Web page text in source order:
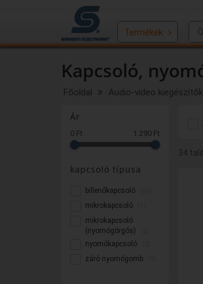
Termékek
Kapcsoló,
Főoldal Audio-video kiegészítők
Ár
0 Ft 1 290 Ft
kapcsoló típusa
billenőkapcsoló
mikrokapcsoló
mikrokapcsoló
(nyomógörgős)
nyomókapcsoló
záró nyomógomb
34